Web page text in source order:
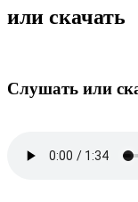
или скачать
Слушать или